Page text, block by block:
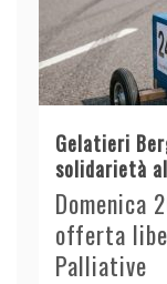
Gelatieri
solidarietà
Domenica
offerta
Palliative